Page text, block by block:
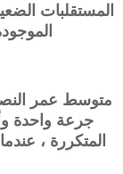
المستقلبات
المتكررة ،